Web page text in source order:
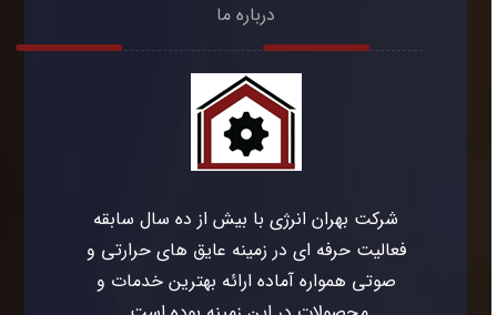
درباره ما
شرکت بهران انرژی با بیش از ده سال سابقه
فعالیت حرفه ای در زمینه عایق های حرارتی و
صوتی همواره آماده ارائه بهترین خدمات و